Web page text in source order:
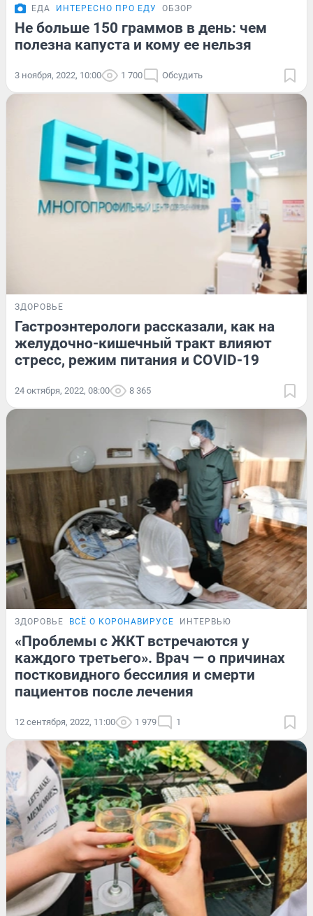
ЕДА ИНТЕРЕСНО ПРО ЕДУ ОБЗОР
Не больше 150 граммов в день: чем
полезна капуста и кому ее нельзя
3 ноября, 2022, 10:00 1 700 Обсудить
ЗДОРОВЬЕ
Гастроэнтерологи рассказали, как на
желудочно-кишечный тракт влияют
стресс, режим питания и COVID-19
24 октября, 2022, 08:00 8 365
ЗДОРОВЬЕ ВСЁ О КОРОНАВИРУСЕ ИНТЕРВЬЮ
«Проблемы с ЖКТ встречаются у
каждого третьего». Врач — о причинах
постковидного бессилия и смерти
пациентов после лечения
12 сентября, 2022, 11:00 1 979 1